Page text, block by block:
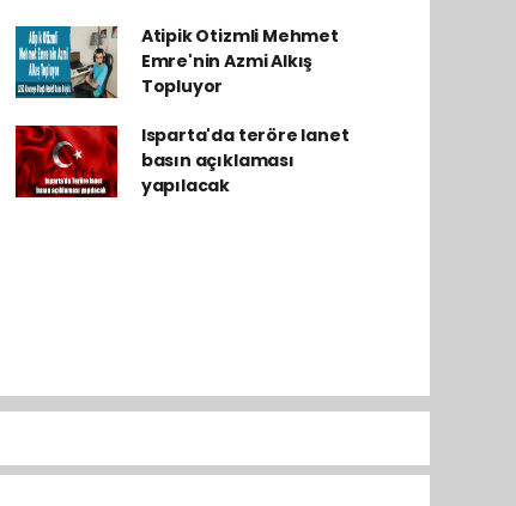
Atipik Otizmli Mehmet
Emre'nin Azmi Alkış
Topluyor
Isparta'da teröre lanet
basın açıklaması
yapılacak